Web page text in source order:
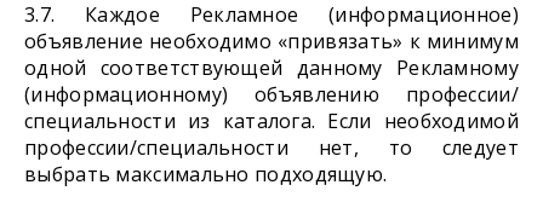
3.7. Каждое Рекламное (информационное)
объявление необходимо «привязать» к минимум
одной соответствующей данному Рекламному
(информационному) объявлению профессии/
специальности из каталога. Если необходимой
профессии/специальности нет, то следует
выбрать максимально подходящую.